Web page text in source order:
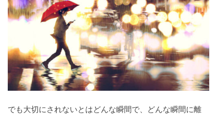
でも大切にされないとはどんな瞬間で、どんな瞬間に離